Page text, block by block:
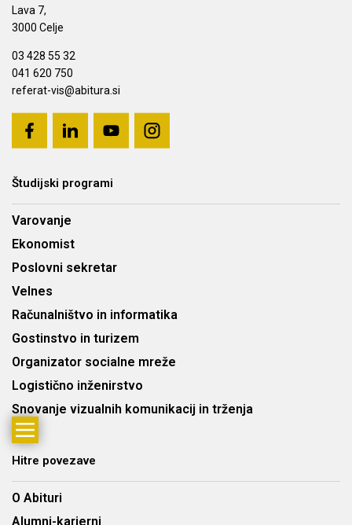
Lava 7,
3000 Celje
03 428 55 32
041 620 750
referat-vis@abitura.si
Študijski programi
Varovanje
Ekonomist
Poslovni sekretar
Velnes
Računalništvo in informatika
Gostinstvo in turizem
Organizator socialne mreže
Logistično inženirstvo
Snovanje vizualnih komunikacij in trženja
Hitre povezave
O Abituri
Alumni-karierni